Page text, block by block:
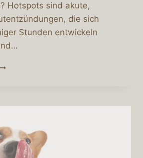
Hotspots sind akute,
die sich
Stunden entwickeln